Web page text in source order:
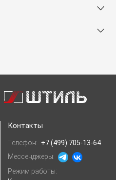
Контакты
Телефон: +7 (499) 705-13-64
Мессенджеры:
Режим работы: